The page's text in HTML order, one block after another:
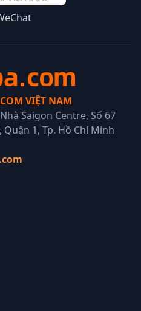
VIỆT NAM
Saigon Centre, Số 67
1, Tp. Hồ Chí Minh